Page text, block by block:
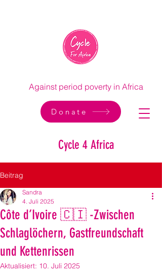
Cycle 4 Africa
Against period poverty in Africa
Donate
Beitrag
Côte d’Ivoire 🇨🇮 -Zwischen
Schlaglöchern, Gastfreundschaft
und Kettenrissen
Sandra
4. Juli 2025
Aktualisiert: 10. Juli 2025